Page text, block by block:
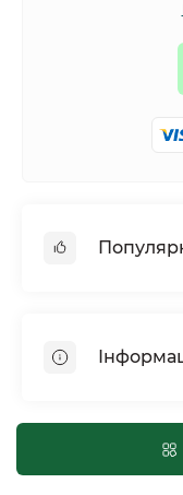
Птахи
Рептилії
Оплата і доставка
Політика